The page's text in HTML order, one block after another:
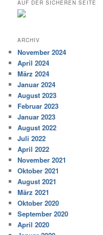
AUF DER SICHEREN SEITE
ARCHIV
November 2024
April 2024
März 2024
Januar 2024
August 2023
Februar 2023
Januar 2023
August 2022
Juli 2022
April 2022
November 2021
Oktober 2021
August 2021
März 2021
Oktober 2020
September 2020
April 2020